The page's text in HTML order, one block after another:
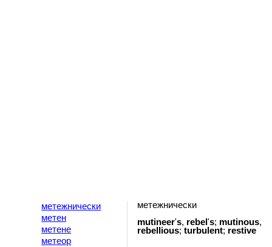
метежнически
метен
метене
метеор
метежнически
mutineer's, rebel's; mutinous,
rebellious;turbulent; restive